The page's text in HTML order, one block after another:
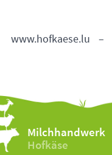
www.hofkaese.lu –
Milchhandwerk
Hofkäse